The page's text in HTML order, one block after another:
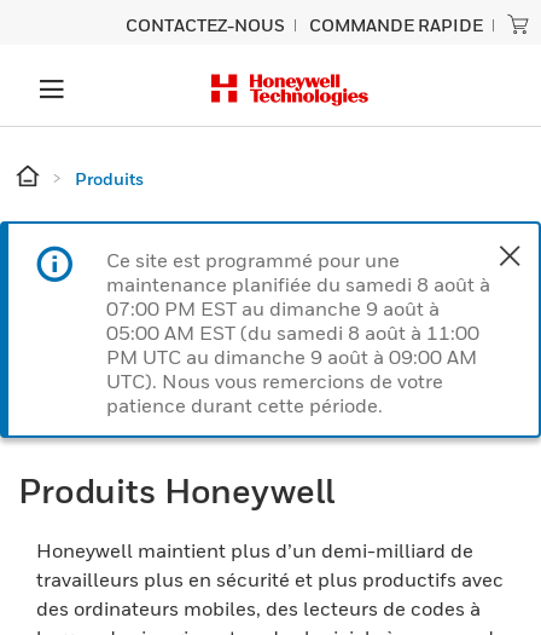
CONTACTEZ-NOUS COMMANDE RAPIDE
Produits
Ce site est programmé pour une
maintenance planifiée du samedi 8 août à
07:00 PM EST au dimanche 9 août à
05:00 AM EST (du samedi 8 août à 11:00
PM UTC au dimanche 9 août à 09:00 AM
UTC). Nous vous remercions de votre
patience durant cette période.
Produits Honeywell
Honeywell maintient plus d’un demi-milliard de
travailleurs plus en sécurité et plus productifs avec
des ordinateurs mobiles, des lecteurs de codes à